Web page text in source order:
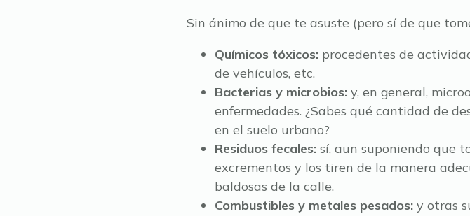
Sin ánimo de que te asuste (pero sí de que
Químicos tóxicos: procedentes de
de vehículos, etc.
Bacterias y microbios:y, en general,
enfermedades. ¿Sabes qué cantidad de
en el suelo urbano?
Residuos fecales:sí, aun suponiendo que
excrementos y los tiren de la manera
baldosas de la calle.
Combustibles y metales pesados:y otras